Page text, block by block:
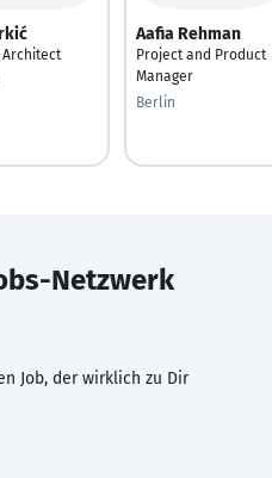
Architect
Aafia Rehman
Project and Product
Manager
Berlin
Netzwerk
Job, der wirklich zu Dir